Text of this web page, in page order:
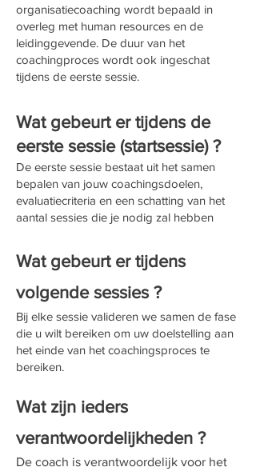
organisatiecoaching wordt bepaald in
overleg met human resources en de
leidinggevende. De duur van het
coachingproces wordt ook ingeschat
tijdens de eerste sessie.
Wat gebeurt er tijdens de
eerste sessie (startsessie) ?
De eerste sessie bestaat uit het samen
bepalen van jouw coachingsdoelen,
evaluatiecriteria en een schatting van het
aantal sessies die je nodig zal hebben
Wat gebeurt er tijdens
volgende sessies ?
Bij elke sessie valideren we samen de fase
die u wilt bereiken om uw doelstelling aan
het einde van het coachingsproces te
bereiken.
Wat zijn ieders
verantwoordelijkheden ?
De coach is verantwoordelijk voor het